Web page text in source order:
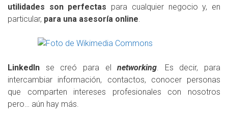
utilidades son perfectas para cualquier negocio y, en
particular, para una asesoría online.
LinkedIn se creó para elnetworking. Es decir, para
intercambiar información, contactos, conocer personas
que comparten intereses profesionales con nosotros
pero… aún hay más.